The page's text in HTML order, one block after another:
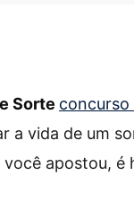
Sorte concurso
a vida de um
você apostou,